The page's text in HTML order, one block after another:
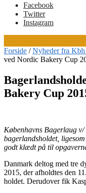
Facebook
Twitter
Instagram
Forside /Nyheder fra
ved Nordic Bakery Cup
Bakery Cup
Københavns Bagerlaug
bagerlandsholdet,
godt klædt på til
Danmark deltog med tre
2015, der afholdtes den
holdet. Derudover fik